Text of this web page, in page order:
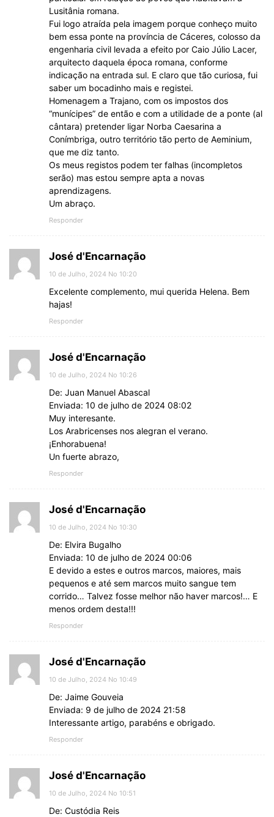
Lusitânia romana.
Fui logo atraída pela imagem porque conheço muito
bem essa ponte na província de Cáceres, colosso da
engenharia civil levada a efeito por Caio Júlio Lacer,
arquitecto daquela época romana, conforme
indicação na entrada sul. E claro que tão curiosa, fui
saber um bocadinho mais e registei.
Homenagem a Trajano, com os impostos dos
“munícipes” de então e com a utilidade de a ponte (al
cântara) pretender ligar Norba Caesarina a
Conímbriga, outro território tão perto de Aeminium,
que me diz tanto.
Os meus registos podem ter falhas (incompletos
serão) mas estou sempre apta a novas
aprendizagens.
Um abraço.
Responder
José d'Encarnação
10 de Julho, 2024 No 10:20
Excelente complemento, mui querida Helena. Bem
hajas!
Responder
José d'Encarnação
10 de Julho, 2024 No 10:26
De: Juan Manuel Abascal
Enviada: 10 de julho de 2024 08:02
Muy interesante.
Los Arabricenses nos alegran el verano.
¡Enhorabuena!
Un fuerte abrazo,
Responder
José d'Encarnação
10 de Julho, 2024 No 10:30
De: Elvira Bugalho
Enviada: 10 de julho de 2024 00:06
E devido a estes e outros marcos, maiores, mais
pequenos e até sem marcos muito sangue tem
corrido… Talvez fosse melhor não haver marcos!… E
menos ordem desta!!!
Responder
José d'Encarnação
10 de Julho, 2024 No 10:49
De: Jaime Gouveia
Enviada: 9 de julho de 2024 21:58
Interessante artigo, parabéns e obrigado.
Responder
José d'Encarnação
10 de Julho, 2024 No 10:51
De: Custódia Reis